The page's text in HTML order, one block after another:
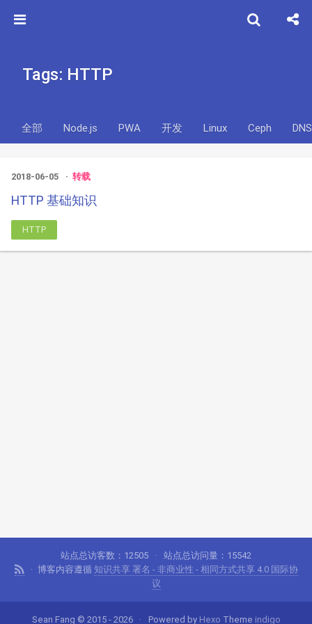
Tags: HTTP
全部 Node.js PWA 开发 Linux Ceph DNS
2018-06-05 转载
HTTP 基础知识
HTTP
站点总访客数： 12505 站点总访问量： 15542
博客内容遵循 知识共享 署名 - 非商业性 - 相同方式共享 4.0 国际协
议
Sean Fang © 2015 - 2026 Powered by Hexo Theme indigo